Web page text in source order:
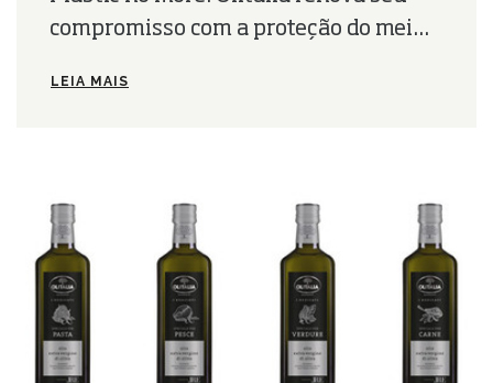
compromisso com a proteção do mei...
LEIA MAIS